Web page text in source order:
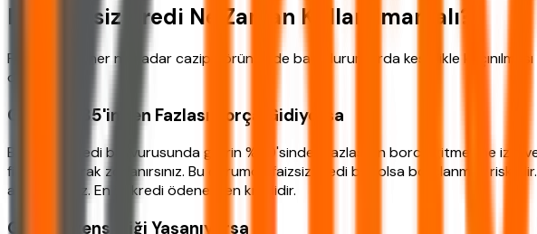
ING Faizsiz Kredi Ne Zaman Kullanılmamalı?
Faizsiz kredi her ne kadar cazip görünse de bazı durumlarda kesinlikle
durumlar:
Gelirin %35'inden Fazlası Borça Gidiyorsa
Bankalar, kredi başvurusunda gelirin %50'sinden fazlasının borca gitmesine izin
finansal olarak zorlanırsınız. Bu durumda faizsiz kredi bile olsa borçlanmak
alınabilirsiniz. En iyi kredi ödenebilen kredidir.
Gelir Düzensizliği Yaşanıyorsa